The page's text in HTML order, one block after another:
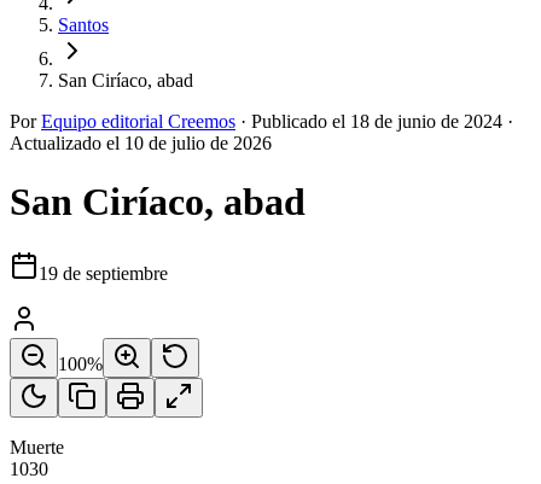
Santos
San Ciríaco, abad
Por Equipo editorial Creemos · Publicado el 18 de junio de 2024 ·
Actualizado el 10 de julio de 2026
San Ciríaco, abad
19 de septiembre
100%
Muerte
1030